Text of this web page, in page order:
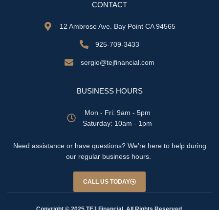
CONTACT
12 Ambrose Ave. Bay Point CA 94565
925-709-3433
sergio@tejfinancial.com
BUSINESS HOURS
Mon - Fri: 9am - 5pm
​​Saturday: 10am - 1pm
Need assistance or have questions? We’re here to help during
our regular business hours.
CALL US TODAY